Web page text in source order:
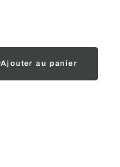
Ajouter au panier